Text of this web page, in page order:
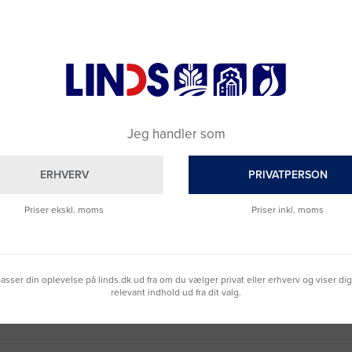
Du kan også kontakte din lokale sælger
Jeg handler som
ERHVERV
Priser ekskl. moms
PRIVATPERSON
Priser inkl. moms
din oplevelse på linds.dk ud fra om du vælger privat eller erhverv og viser
relevant indhold ud fra dit valg.